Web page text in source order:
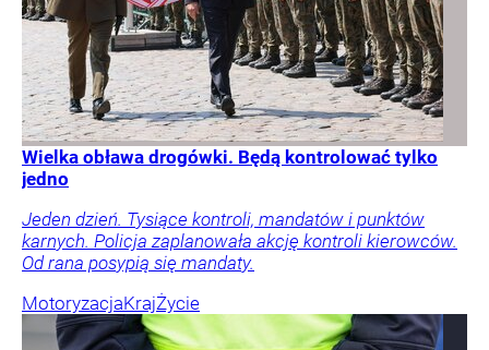
Wielka obława drogówki. Będą kontrolować tylko
jedno
Jeden dzień. Tysiące kontroli, mandatów i punktów
karnych. Policja zaplanowała akcję kontroli kierowców.
Od rana posypią się mandaty.
MotoryzacjaKrajŻycie